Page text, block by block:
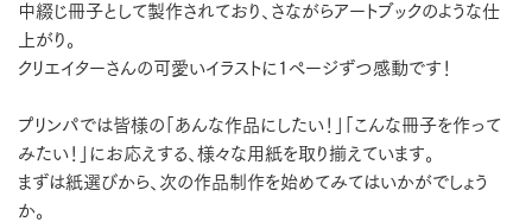
中綴じ冊子として製作されており、さながらアートブックのような仕
上がり。
クリエイターさんの可愛いイラストに1ページずつ感動です！
プリンパでは皆様の「あんな作品にしたい！」「こんな冊子を作って
みたい！」にお応えする、様々な用紙を取り揃えています。
まずは紙選びから、次の作品制作を始めてみてはいかがでしょう
か。